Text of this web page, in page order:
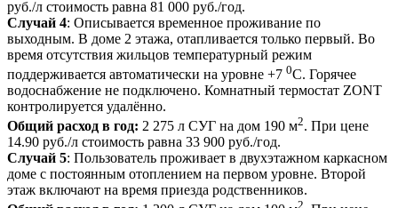
руб./л стоимость равна 81 000 руб./год.
Случай 4: Описывается временное проживание по
выходным. В доме 2 этажа, отапливается только первый. Во
время отсутствия жильцов температурный режим
поддерживается автоматически на уровне +7 0С. Горячее
водоснабжение не подключено. Комнатный термостат ZONT
контролируется удалённо.
Общий расход в год: 2 275 л СУГ на дом 190 м2. При цене
14.90 руб./л стоимость равна 33 900 руб./год.
Случай 5: Пользователь проживает в двухэтажном каркасном
доме с постоянным отоплением на первом уровне. Второй
этаж включают на время приезда родственников.
2